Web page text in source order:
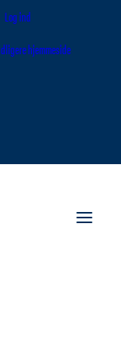
Log ind
hjemmeside